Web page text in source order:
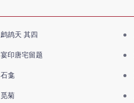
鹧鸪天 其四
宴印唐宅留题
石龛
觅菊